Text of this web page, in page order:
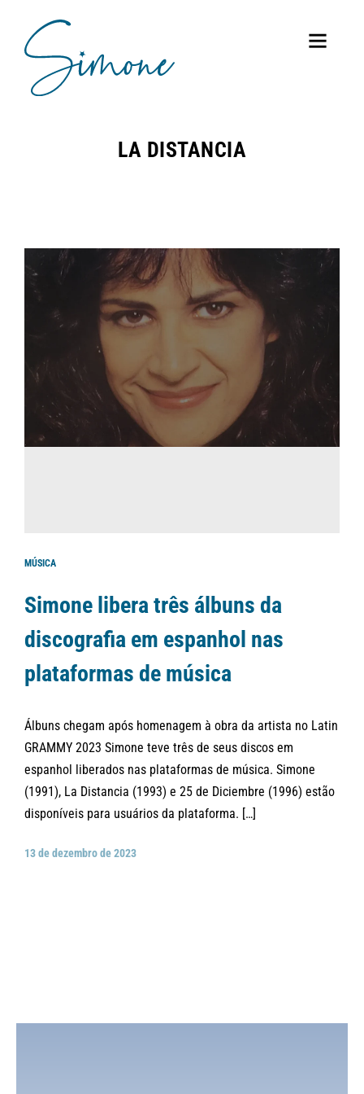
LA DISTANCIA
MÚSICA
Simone libera três álbuns da
discografia em espanhol nas
plataformas de música
Álbuns chegam após homenagem à obra da artista no Latin
GRAMMY 2023 Simone teve três de seus discos em
espanhol liberados nas plataformas de música. Simone
(1991), La Distancia (1993) e 25 de Diciembre (1996) estão
disponíveis para usuários da plataforma. […]
13 de dezembro de 2023